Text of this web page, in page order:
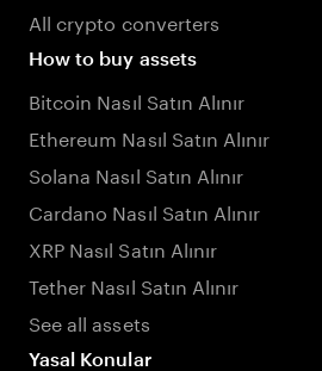
All crypto converters
How to buy assets
Bitcoin Nasıl Satın Alınır
Ethereum Nasıl Satın Alınır
Solana Nasıl Satın Alınır
Cardano Nasıl Satın Alınır
XRP Nasıl Satın Alınır
Tether Nasıl Satın Alınır
See all assets
Yasal Konular